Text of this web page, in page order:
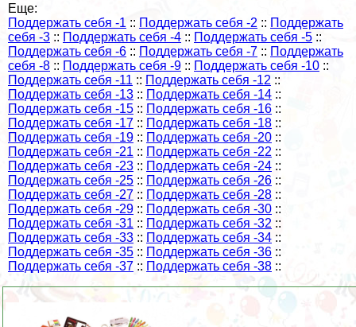
Еще:
Поддержать себя -1 :: Поддержать себя -2 :: Поддержать
себя -3 :: Поддержать себя -4 :: Поддержать себя -5 ::
Поддержать себя -6 :: Поддержать себя -7 :: Поддержать
себя -8 :: Поддержать себя -9 :: Поддержать себя -10 ::
Поддержать себя -11 :: Поддержать себя -12 ::
Поддержать себя -13 :: Поддержать себя -14 ::
Поддержать себя -15 :: Поддержать себя -16 ::
Поддержать себя -17 :: Поддержать себя -18 ::
Поддержать себя -19 :: Поддержать себя -20 ::
Поддержать себя -21 :: Поддержать себя -22 ::
Поддержать себя -23 :: Поддержать себя -24 ::
Поддержать себя -25 :: Поддержать себя -26 ::
Поддержать себя -27 :: Поддержать себя -28 ::
Поддержать себя -29 :: Поддержать себя -30 ::
Поддержать себя -31 :: Поддержать себя -32 ::
Поддержать себя -33 :: Поддержать себя -34 ::
Поддержать себя -35 :: Поддержать себя -36 ::
Поддержать себя -37 :: Поддержать себя -38 ::